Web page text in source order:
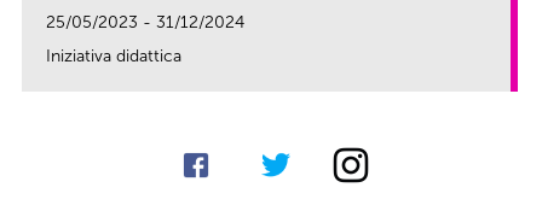
25/05/2023 - 31/12/2024
Iniziativa didattica